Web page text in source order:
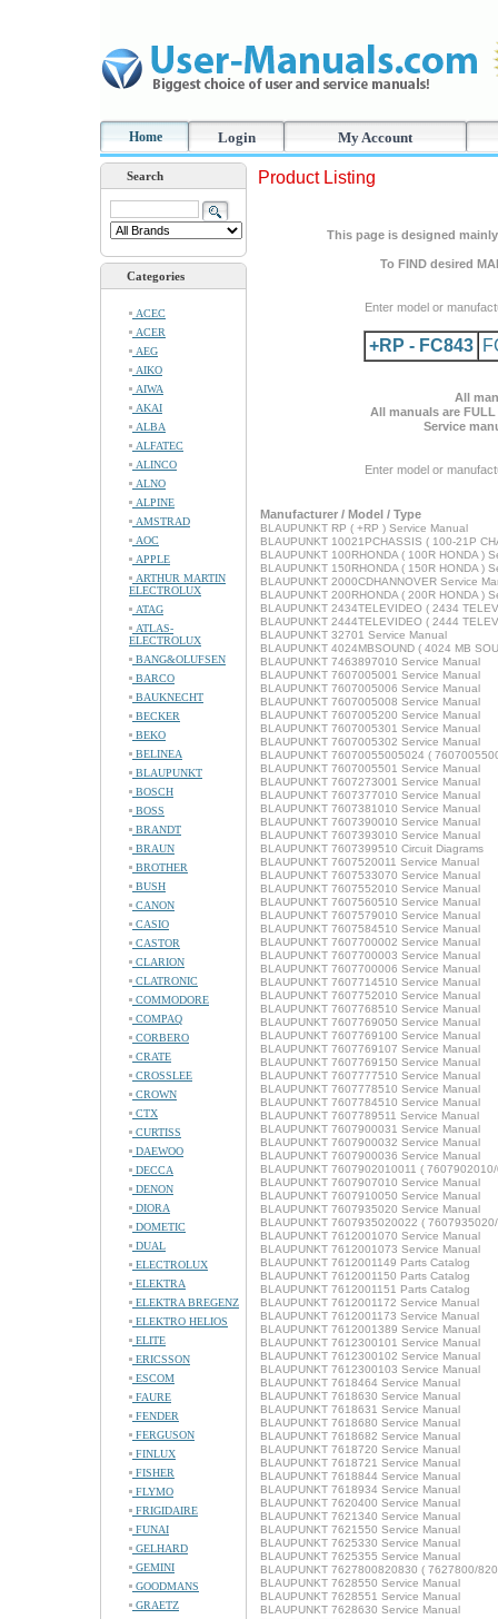
Home Login My Account
Search
Categories
ACEC
ACER
AEG
AIKO
AIWA
AKAI
ALBA
ALFATEC
ALINCO
ALNO
ALPINE
AMSTRAD
AOC
APPLE
ARTHUR MARTIN
ELECTROLUX
ATAG
ATLAS-
ELECTROLUX
BANG&OLUFSEN
BARCO
BAUKNECHT
BECKER
BEKO
BELINEA
BLAUPUNKT
BOSCH
BOSS
BRANDT
BRAUN
BROTHER
BUSH
CANON
CASIO
CASTOR
CLARION
CLATRONIC
COMMODORE
COMPAQ
CORBERO
CRATE
CROSSLEE
CROWN
CTX
CURTISS
DAEWOO
DECCA
DENON
DIORA
DOMETIC
DUAL
ELECTROLUX
ELEKTRA
ELEKTRA BREGENZ
ELEKTRO HELIOS
ELITE
ERICSSON
ESCOM
FAURE
FENDER
FERGUSON
FINLUX
FISHER
FLYMO
FRIGIDAIRE
FUNAI
GELHARD
GEMINI
GOODMANS
GRAETZ
Product Listing
This page is designed
To FIND desired
Enter model or
+RP - FC843
All
All manuals are
Service
Enter model or
Manufacturer / Model / Type
BLAUPUNKT RP ( +RP ) Service Manual
BLAUPUNKT 10021PCHASSIS ( 100-21P
BLAUPUNKT 100RHONDA ( 100R HONDA )
BLAUPUNKT 150RHONDA ( 150R HONDA )
BLAUPUNKT 2000CDHANNOVER Service
BLAUPUNKT 200RHONDA ( 200R HONDA )
BLAUPUNKT 2434TELEVIDEO ( 2434
BLAUPUNKT 2444TELEVIDEO ( 2444
BLAUPUNKT 32701 Service Manual
BLAUPUNKT 4024MBSOUND ( 4024 MB
BLAUPUNKT 7463897010 Service Manual
BLAUPUNKT 7607005001 Service Manual
BLAUPUNKT 7607005006 Service Manual
BLAUPUNKT 7607005008 Service Manual
BLAUPUNKT 7607005200 Service Manual
BLAUPUNKT 7607005301 Service Manual
BLAUPUNKT 7607005302 Service Manual
BLAUPUNKT 76070055005024 (
BLAUPUNKT 7607005501 Service Manual
BLAUPUNKT 7607273001 Service Manual
BLAUPUNKT 7607377010 Service Manual
BLAUPUNKT 7607381010 Service Manual
BLAUPUNKT 7607390010 Service Manual
BLAUPUNKT 7607393010 Service Manual
BLAUPUNKT 7607399510 Circuit Diagrams
BLAUPUNKT 7607520011 Service Manual
BLAUPUNKT 7607533070 Service Manual
BLAUPUNKT 7607552010 Service Manual
BLAUPUNKT 7607560510 Service Manual
BLAUPUNKT 7607579010 Service Manual
BLAUPUNKT 7607584510 Service Manual
BLAUPUNKT 7607700002 Service Manual
BLAUPUNKT 7607700003 Service Manual
BLAUPUNKT 7607700006 Service Manual
BLAUPUNKT 7607714510 Service Manual
BLAUPUNKT 7607752010 Service Manual
BLAUPUNKT 7607768510 Service Manual
BLAUPUNKT 7607769050 Service Manual
BLAUPUNKT 7607769100 Service Manual
BLAUPUNKT 7607769107 Service Manual
BLAUPUNKT 7607769150 Service Manual
BLAUPUNKT 7607777510 Service Manual
BLAUPUNKT 7607778510 Service Manual
BLAUPUNKT 7607784510 Service Manual
BLAUPUNKT 7607789511 Service Manual
BLAUPUNKT 7607900031 Service Manual
BLAUPUNKT 7607900032 Service Manual
BLAUPUNKT 7607900036 Service Manual
BLAUPUNKT 7607902010011 (
BLAUPUNKT 7607907010 Service Manual
BLAUPUNKT 7607910050 Service Manual
BLAUPUNKT 7607935020 Service Manual
BLAUPUNKT 7607935020022 (
BLAUPUNKT 7612001070 Service Manual
BLAUPUNKT 7612001073 Service Manual
BLAUPUNKT 7612001149 Parts Catalog
BLAUPUNKT 7612001150 Parts Catalog
BLAUPUNKT 7612001151 Parts Catalog
BLAUPUNKT 7612001172 Service Manual
BLAUPUNKT 7612001173 Service Manual
BLAUPUNKT 7612001389 Service Manual
BLAUPUNKT 7612300101 Service Manual
BLAUPUNKT 7612300102 Service Manual
BLAUPUNKT 7612300103 Service Manual
BLAUPUNKT 7618464 Service Manual
BLAUPUNKT 7618630 Service Manual
BLAUPUNKT 7618631 Service Manual
BLAUPUNKT 7618680 Service Manual
BLAUPUNKT 7618682 Service Manual
BLAUPUNKT 7618720 Service Manual
BLAUPUNKT 7618721 Service Manual
BLAUPUNKT 7618844 Service Manual
BLAUPUNKT 7618934 Service Manual
BLAUPUNKT 7620400 Service Manual
BLAUPUNKT 7621340 Service Manual
BLAUPUNKT 7621550 Service Manual
BLAUPUNKT 7625330 Service Manual
BLAUPUNKT 7625355 Service Manual
BLAUPUNKT 7627800820830 ( 7627800/
BLAUPUNKT 7628550 Service Manual
BLAUPUNKT 7628551 Service Manual
BLAUPUNKT 7628630 Service Manual